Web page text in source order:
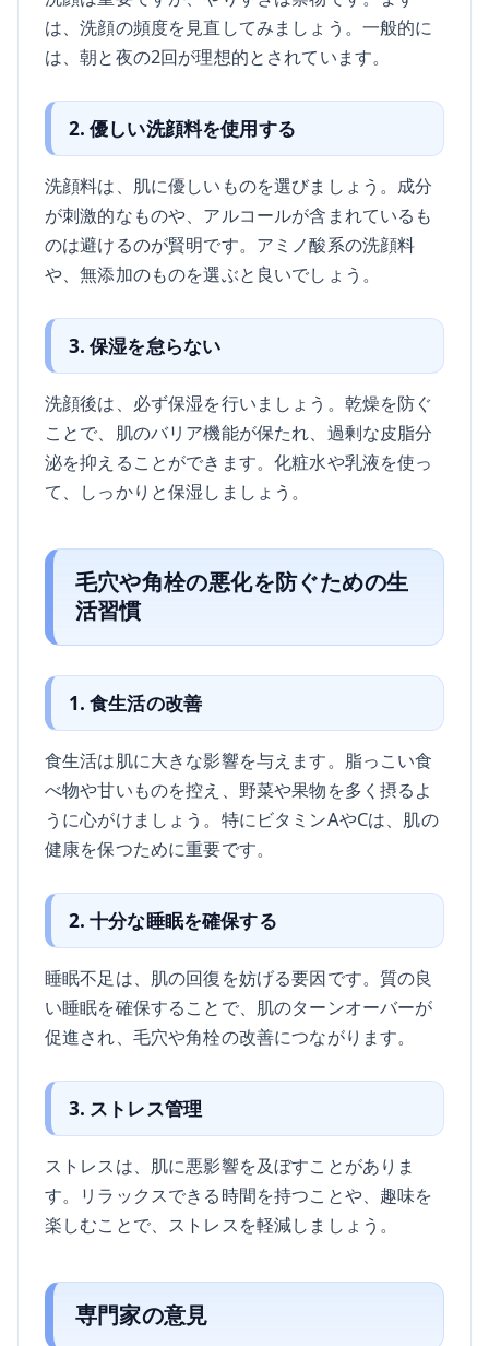
は、洗顔の頻度を見直してみましょう。一般的に
は、朝と夜の2回が理想的とされています。
2. 優しい洗顔料を使用する
洗顔料は、肌に優しいものを選びましょう。成分
が刺激的なものや、アルコールが含まれているも
のは避けるのが賢明です。アミノ酸系の洗顔料
や、無添加のものを選ぶと良いでしょう。
3. 保湿を怠らない
洗顔後は、必ず保湿を行いましょう。乾燥を防ぐ
ことで、肌のバリア機能が保たれ、過剰な皮脂分
泌を抑えることができます。化粧水や乳液を使っ
て、しっかりと保湿しましょう。
毛穴や角栓の悪化を防ぐための生
活習慣
1. 食生活の改善
食生活は肌に大きな影響を与えます。脂っこい食
べ物や甘いものを控え、野菜や果物を多く摂るよ
うに心がけましょう。特にビタミンAやCは、肌の
健康を保つために重要です。
2. 十分な睡眠を確保する
睡眠不足は、肌の回復を妨げる要因です。質の良
い睡眠を確保することで、肌のターンオーバーが
促進され、毛穴や角栓の改善につながります。
3. ストレス管理
ストレスは、肌に悪影響を及ぼすことがありま
す。リラックスできる時間を持つことや、趣味を
楽しむことで、ストレスを軽減しましょう。
専門家の意見